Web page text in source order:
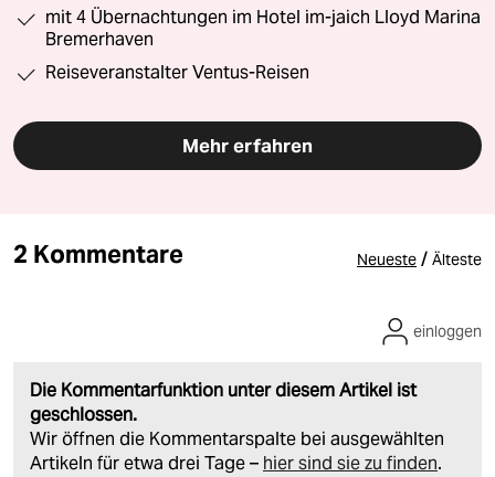
mit 4 Übernachtungen im Hotel im-jaich Lloyd Marina
Bremerhaven
Reiseveranstalter Ventus-Reisen
Mehr erfahren
2 Kommentare Neueste / Älteste
Die Kommentarfunktion unter diesem Artikel ist
geschlossen.
Wir öffnen die Kommentarspalte bei ausgewählten
Artikeln für etwa drei Tage – hier sind sie zu finden.
einloggen